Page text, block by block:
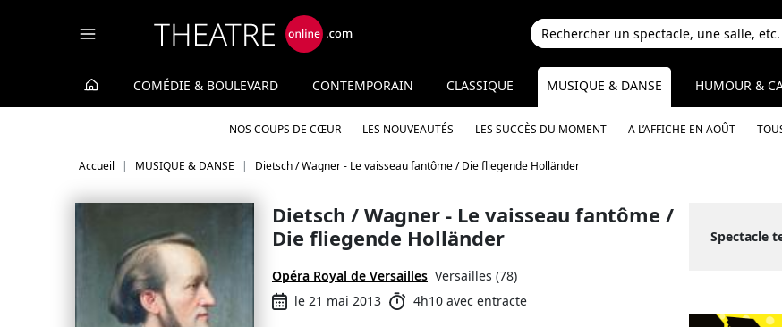
COMÉDIE & BOULEVARD CONTEMPORAIN CLASSIQUE MUSIQUE & DANSE
NOS COUPS DE CŒUR LES NOUVEAUTÉS LES SUCCÈS DU MOMENT A L’AFFICHE EN AOÛT
HUMOUR &
Accueil MUSIQUE & DANSE Dietsch / Wagner - Le vaisseau fantôme / Die fliegende Holländer
Dietsch / Wagner - Le vaisseau fantôme /
Die fliegende Holländer
Opéra Royal de Versailles Versailles (78)
le 21 mai 2013
4h10 avec entracte
Spectacle